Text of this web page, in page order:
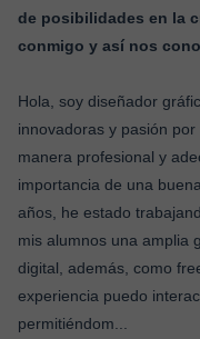
de posibilidades en la
conmigo y así nos
Hola, soy diseñador
innovadoras y pasión
manera profesional y
importancia de una
años, he estado
mis alumnos una amplia
digital, además, como
experiencia puedo
permitiéndom